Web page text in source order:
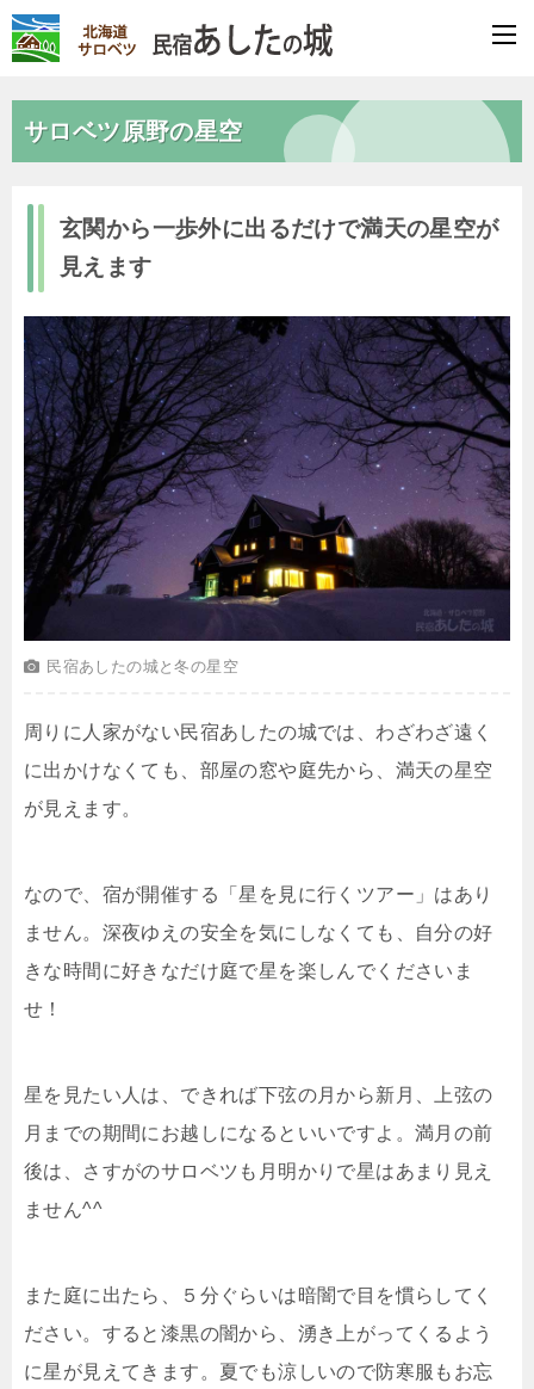
サロベツ原野の星空
玄関から一歩外に出るだけで満天の星空が
見えます
民宿あしたの城と冬の星空
周りに人家がない民宿あしたの城では、わざわざ遠く
に出かけなくても、部屋の窓や庭先から、満天の星空
が見えます。
なので、宿が開催する「星を見に行くツアー」はあり
ません。深夜ゆえの安全を気にしなくても、自分の好
きな時間に好きなだけ庭で星を楽しんでくださいま
せ！
星を見たい人は、できれば下弦の月から新月、上弦の
月までの期間にお越しになるといいですよ。満月の前
後は、さすがのサロベツも月明かりで星はあまり見え
ません^^
また庭に出たら、５分ぐらいは暗闇で目を慣らしてく
ださい。すると漆黒の闇から、湧き上がってくるよう
に星が見えてきます。夏でも涼しいので防寒服もお忘